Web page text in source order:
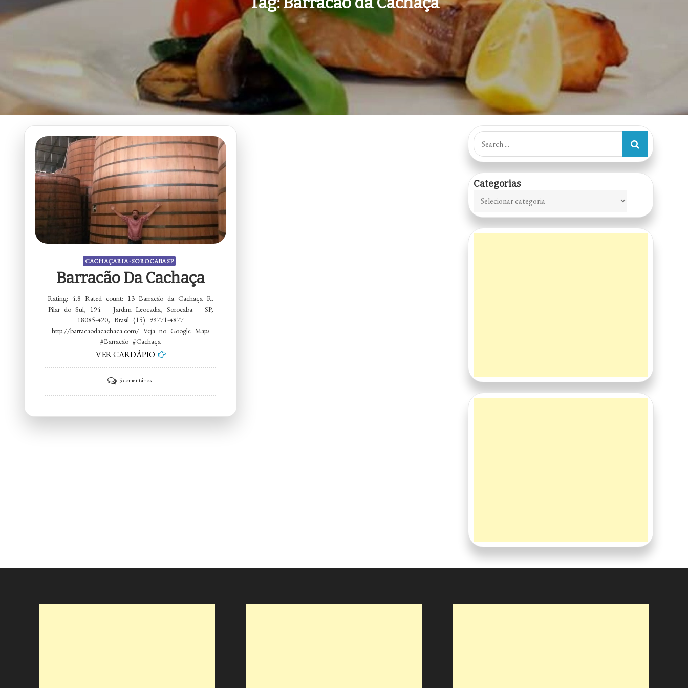
CACHAÇARIA - SOROCABA SP
Barracão Da Cachaça
Rating: 4.8 Rated count: 13 Barracão da Cachaça R.
Pilar do Sul, 194 – Jardim Leocadia, Sorocaba – SP,
18085-420, Brasil (15) 99771-4877
http://barracaodacachaca.com/ Veja no Google Maps
#Barracão #Cachaça
VER CARDÁPIO
5 comentáriosem
Barracão
Search
for:
Categorias
Categorias